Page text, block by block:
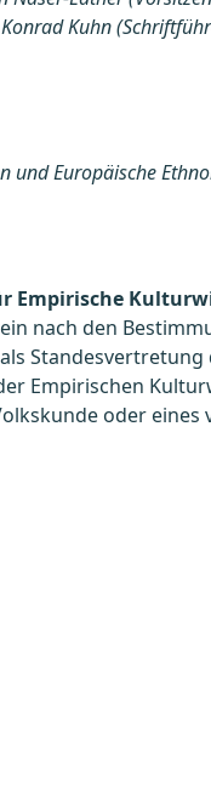
Kuhn
und Europäische
Empirische
nach den
Empirischen
oder